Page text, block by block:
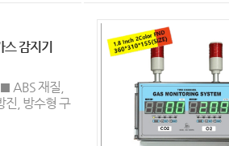
감지기
ABS 재질,
진, 방수형 구